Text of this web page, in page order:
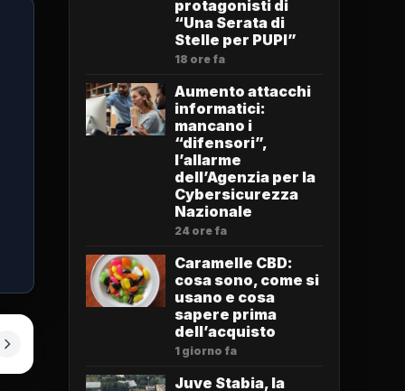
protagonisti di
“Una Serata di
Stelle per PUPI”
18 ore fa
Aumento attacchi
informatici:
mancano i
“difensori”,
l’allarme
dell’Agenzia per la
Cybersicurezza
Nazionale
24 ore fa
Caramelle CBD:
cosa sono, come si
usano e cosa
sapere prima
dell’acquisto
1 giorno fa
Juve Stabia, la